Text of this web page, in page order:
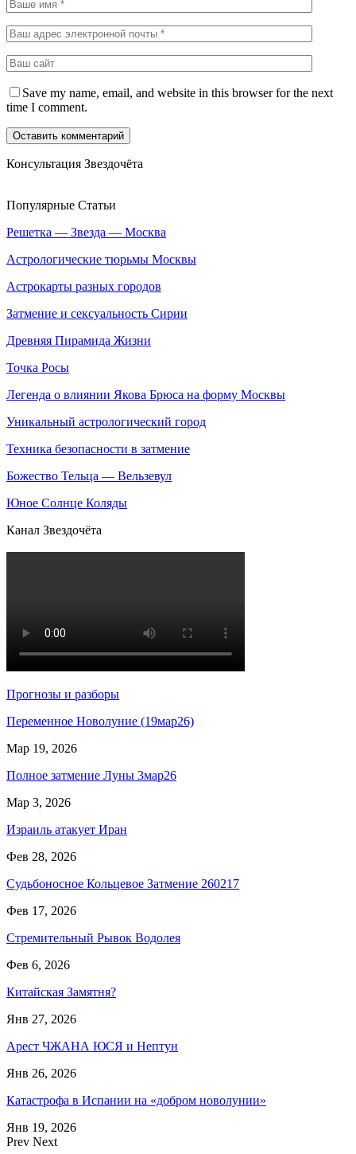
Save my name, email, and website in this browser for the next
time I comment.
Консультация Звездочёта
Популярные Статьи
Решетка — Звезда — Москва
Астрологические тюрьмы Москвы
Астрокарты разных городов
Затмение и сексуальность Сирии
Древняя Пирамида Жизни
Точка Росы
Легенда о влиянии Якова Брюса на форму Москвы
Уникальный астрологический город
Техника безопасности в затмение
Божество Тельца — Вельзевул
Юное Солнце Коляды
Канал Звездочёта
Прогнозы и разборы
Переменное Новолуние (19мар26)
Мар 19, 2026
Полное затмение Луны 3мар26
Мар 3, 2026
Израиль атакует Иран
Фев 28, 2026
Судьбоносное Кольцевое Затмение 260217
Фев 17, 2026
Стремительный Рывок Водолея
Фев 6, 2026
Китайская Замятня?
Янв 27, 2026
Арест ЧЖАНА ЮСЯ и Нептун
Янв 26, 2026
Катастрофа в Испании на «добром новолунии»
Янв 19, 2026
Prev Next